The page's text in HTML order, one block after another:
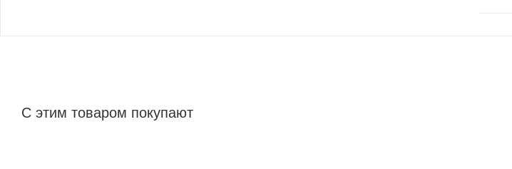
С этим товаром покупают